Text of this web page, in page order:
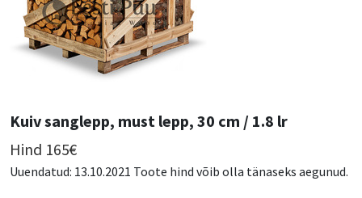
Kuiv sanglepp, must lepp, 30 cm / 1.8 lr
Hind 165€
Uuendatud: 13.10.2021 Toote hind võib olla tänaseks aegunud.